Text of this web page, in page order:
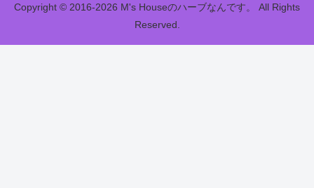
Copyright © 2016-2026 M's Houseのハーブなんです。 All Rights
Reserved.